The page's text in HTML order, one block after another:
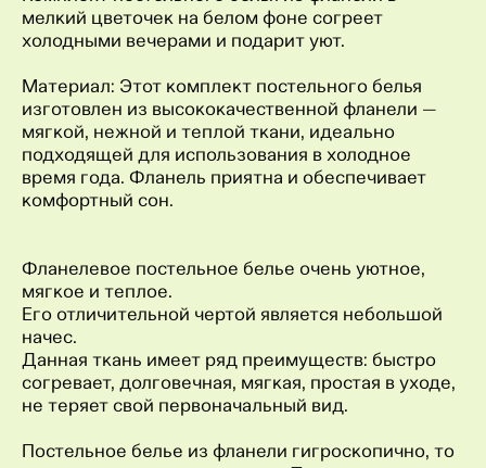
мелкий цветочек на белом фоне согреет
холодными вечерами и подарит уют.
Материал: Этот комплект постельного белья
изготовлен из высококачественной фланели —
мягкой, нежной и теплой ткани, идеально
подходящей для использования в холодное
время года. Фланель приятна и обеспечивает
комфортный сон.
Фланелевое постельное белье очень уютное,
мягкое и теплое.
Его отличительной чертой является небольшой
начес.
Данная ткань имеет ряд преимуществ: быстро
согревает, долговечная, мягкая, простая в уходе,
не теряет свой первоначальный вид.
Постельное белье из фланели гигроскопично, то